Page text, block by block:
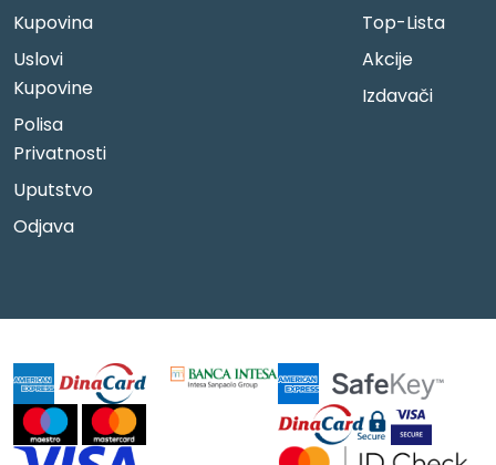
Kupovina
Uslovi
Kupovine
Polisa
Privatnosti
Uputstvo
Odjava
Top-Lista
Akcije
Izdavači